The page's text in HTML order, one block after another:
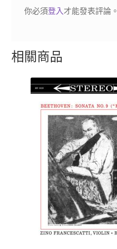
你必須登入才能發表評論。
相關商品